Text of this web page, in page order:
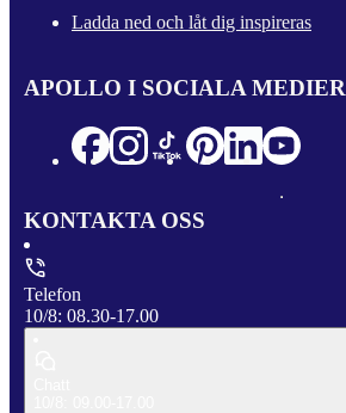
Ladda ned och låt dig inspireras
APOLLO I SOCIALA MEDIER
KONTAKTA OSS
Telefon
10/8: 08.30-17.00